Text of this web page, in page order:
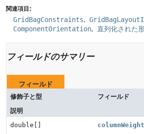
関連項目:
GridBagConstraints
ComponentOrientation
直列化された
フィールドのサマリー
フィールド
修飾子と型
フィールド
説明
double[]